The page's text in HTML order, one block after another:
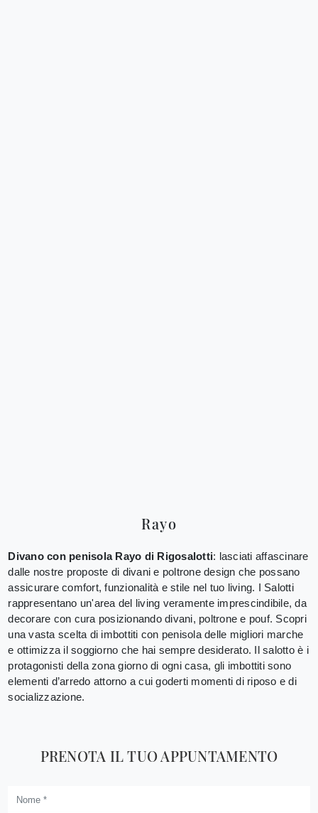
Rayo
Divano con penisola Rayo di Rigosalotti: lasciati affascinare
dalle nostre proposte di divani e poltrone design che possano
assicurare comfort, funzionalità e stile nel tuo living. I Salotti
rappresentano un'area del living veramente imprescindibile, da
decorare con cura posizionando divani, poltrone e pouf. Scopri
una vasta scelta di imbottiti con penisola delle migliori marche
e ottimizza il soggiorno che hai sempre desiderato. Il salotto è i
protagonisti della zona giorno di ogni casa, gli imbottiti sono
elementi d’arredo attorno a cui goderti momenti di riposo e di
socializzazione.
PRENOTA IL TUO APPUNTAMENTO